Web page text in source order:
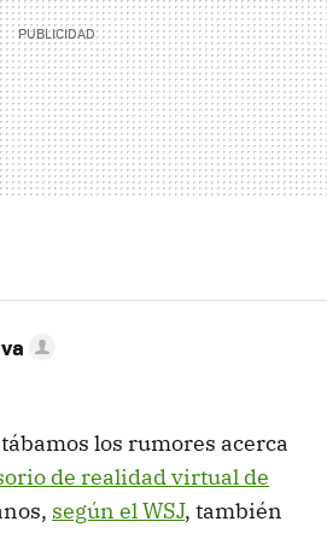
los rumores acerca
de realidad virtual de
según el WSJ, también